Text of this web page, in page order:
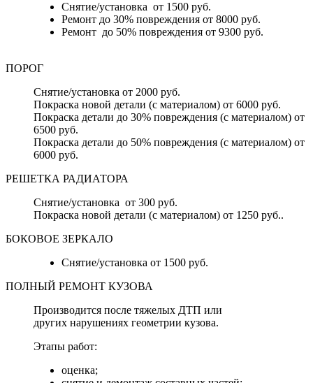
Снятие/установка от 1500 руб.
Ремонт до 30% повреждения от 8000 руб.
Ремонт до 50% повреждения от 9300 руб.
ПОРОГ
Снятие/установка от 2000 руб.
Покраска новой детали (с материалом) от 6000 руб.
Покраска детали до 30% повреждения (с материалом) от
6500 руб.
Покраска детали до 50% повреждения (с материалом) от
6000 руб.
РЕШЕТКА РАДИАТОРА
Снятие/установка от 300 руб.
Покраска новой детали (с материалом) от 1250 руб..
БОКОВОЕ ЗЕРКАЛО
Снятие/установка от 1500 руб.
ПОЛНЫЙ РЕМОНТ КУЗОВА
Производится после тяжелых ДТП или
других нарушениях геометрии кузова.
Этапы работ:
оценка;